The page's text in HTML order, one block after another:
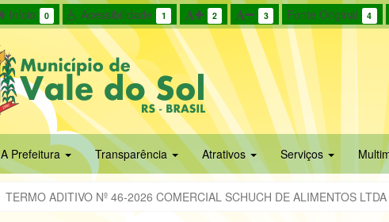
Início 0 Acessibilidade 1 2 3 Fonte Original 4
A Prefeitura Transparência Atrativos Serviços
TERMO ADITIVO Nº 46-2026 COMERCIAL SCHUCH DE ALIMENTOS LTDA